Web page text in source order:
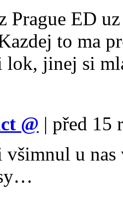
Prague ED
to ma
lok, jinej si
@ | před 15
všimnul u